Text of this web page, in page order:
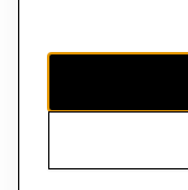
El contenido de esta